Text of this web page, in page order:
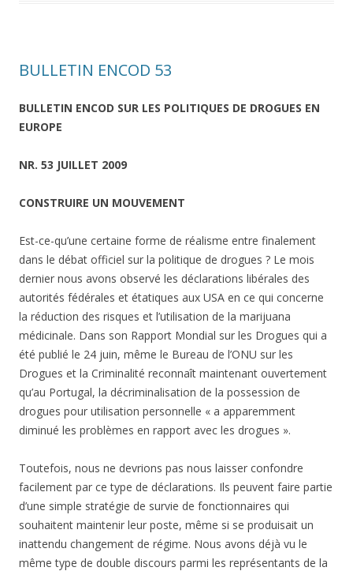
BULLETIN ENCOD 53
BULLETIN ENCOD SUR LES POLITIQUES DE DROGUES EN
EUROPE
NR. 53 JUILLET 2009
CONSTRUIRE UN MOUVEMENT
Est-ce-qu’une certaine forme de réalisme entre finalement
dans le débat officiel sur la politique de drogues ? Le mois
dernier nous avons observé les déclarations libérales des
autorités fédérales et étatiques aux USA en ce qui concerne
la réduction des risques et l’utilisation de la marijuana
médicinale. Dans son Rapport Mondial sur les Drogues qui a
été publié le 24 juin, même le Bureau de l’ONU sur les
Drogues et la Criminalité reconnaît maintenant ouvertement
qu’au Portugal, la décriminalisation de la possession de
drogues pour utilisation personnelle « a apparemment
diminué les problèmes en rapport avec les drogues ».
Toutefois, nous ne devrions pas nous laisser confondre
facilement par ce type de déclarations. Ils peuvent faire partie
d’une simple stratégie de survie de fonctionnaires qui
souhaitent maintenir leur poste, même si se produisait un
inattendu changement de régime. Nous avons déjà vu le
même type de double discours parmi les représentants de la